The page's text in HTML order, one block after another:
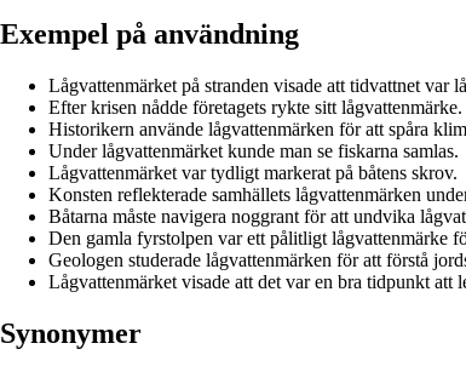
Exempel på användning
Lågvattenmärket på stranden visade att tidvattnet var
Efter krisen nådde företagets rykte sitt lågvattenmärke.
Historikern använde lågvattenmärken för att spåra
Under lågvattenmärket kunde man se fiskarna samlas.
Lågvattenmärket var tydligt markerat på båtens skrov.
Konsten reflekterade samhällets lågvattenmärken
Båtarna måste navigera noggrant för att undvika
Den gamla fyrstolpen var ett pålitligt lågvattenmärke
Geologen studerade lågvattenmärken för att förstå
Lågvattenmärket visade att det var en bra tidpunkt att
Synonymer